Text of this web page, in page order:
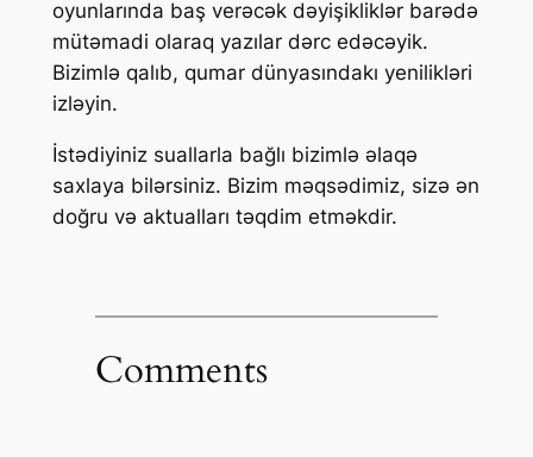
oyunlarında baş verəcək dəyişikliklər barədə
mütəmadi olaraq yazılar dərc edəcəyik.
Bizimlə qalıb, qumar dünyasındakı yenilikləri
izləyin.
İstədiyiniz suallarla bağlı bizimlə əlaqə
saxlaya bilərsiniz. Bizim məqsədimiz, sizə ən
doğru və aktualları təqdim etməkdir.
Comments